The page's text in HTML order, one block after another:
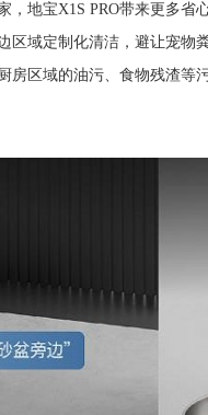
，地宝X1S PRO带来更多省
区域定制化清洁，避让宠物
房区域的油污、食物残渣等